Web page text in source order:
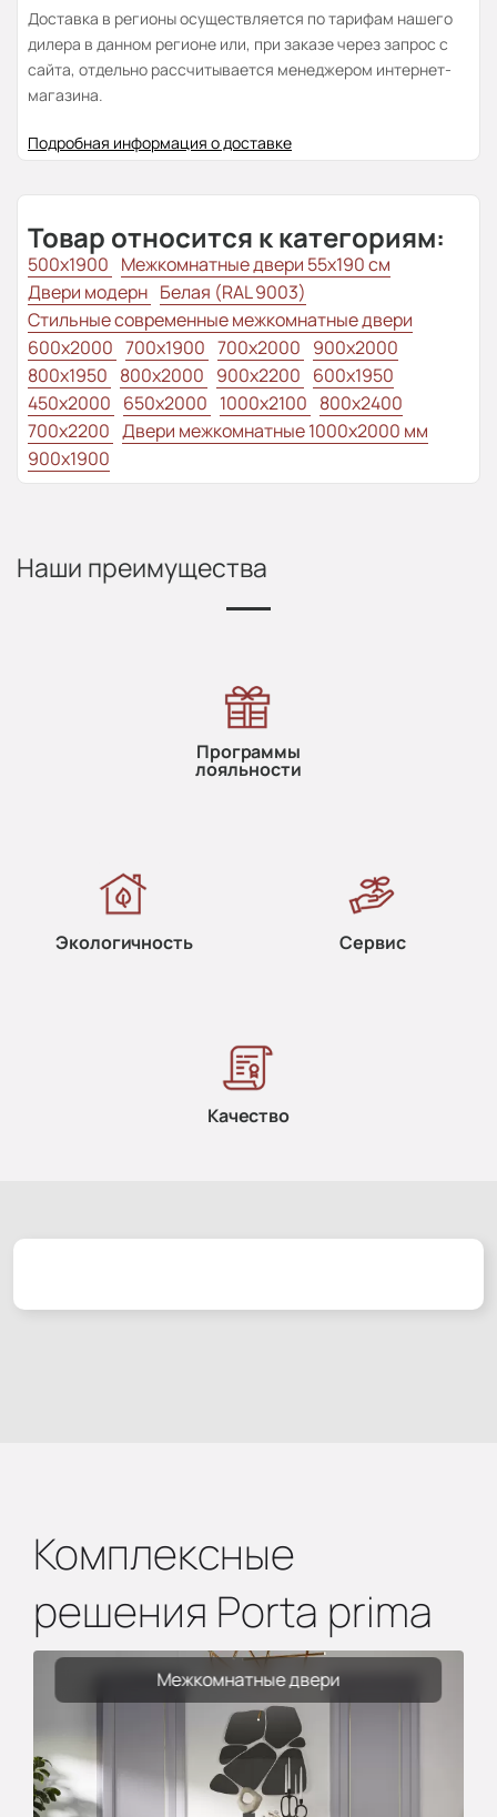
Доставка в регионы осуществляется по тарифам нашего
дилера в данном регионе или, при заказе через запрос с
сайта, отдельно рассчитывается менеджером интернет-
магазина.
Подробная информация о доставке
Товар относится к категориям:
500x1900 Межкомнатные двери 55х190 см
Двери модерн Белая (RAL 9003)
Стильные современные межкомнатные двери
600x2000 700x1900 700x2000 900x2000
800х1950 800x2000 900x2200 600x1950
450x2000 650x2000 1000x2100 800x2400
700x2200 Двери межкомнатные 1000х2000 мм
900x1900
Наши преимущества
Программы
лояльности
Экологичность Сервис
Качество
Комплексные
решения Porta prima
Межкомнатные двери